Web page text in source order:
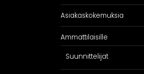
Asiakaskokemuksia
Ammattilaisille
Suunnittelijat